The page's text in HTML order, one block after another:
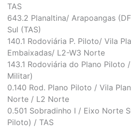
TAS
643.2 Planaltina/ Arapoangas
Sul (TAS)
140.1 Rodoviária P. Piloto/ Vila
Embaixadas/ L2-W3 Norte
143.1 Rodoviária do Plano Piloto
Militar)
0.140 Rod. Plano Piloto / Vila
Norte / L2 Norte
0.501 Sobradinho I / Eixo Norte
Piloto) / TAS